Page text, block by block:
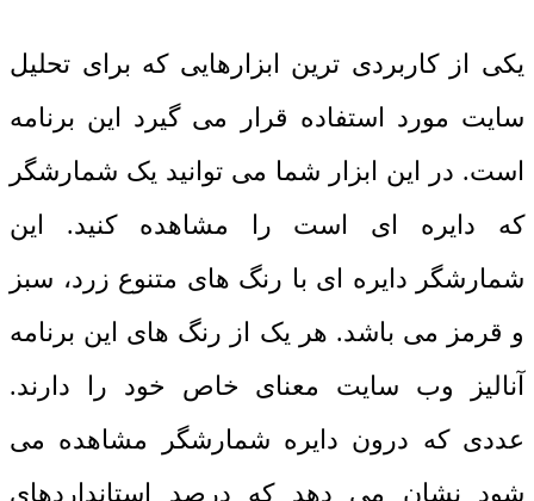
یکی از کاربردی ترین ابزارهایی که برای تحلیل
سایت مورد استفاده قرار می گیرد این برنامه
است. در این ابزار شما می توانید یک شمارشگر
که دایره ای است را مشاهده کنید. این
شمارشگر دایره ای با رنگ های متنوع زرد، سبز
و قرمز می باشد. هر یک از رنگ های این برنامه
آنالیز وب سایت معنای خاص خود را دارند.
عددی که درون دایره شمارشگر مشاهده می
شود نشان می دهد که درصد استانداردهای